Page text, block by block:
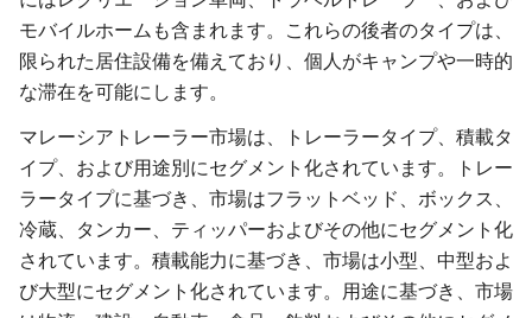
モバイルホームも含まれます。これらの後者のタイプは、
限られた居住設備を備えており、個人がキャンプや一時的
な滞在を可能にします。
マレーシアトレーラー市場は、トレーラータイプ、積載タ
イプ、および用途別にセグメント化されています。トレー
ラータイプに基づき、市場はフラットベッド、ボックス、
冷蔵、タンカー、ティッパーおよびその他にセグメント化
されています。積載能力に基づき、市場は小型、中型およ
び大型にセグメント化されています。用途に基づき、市場